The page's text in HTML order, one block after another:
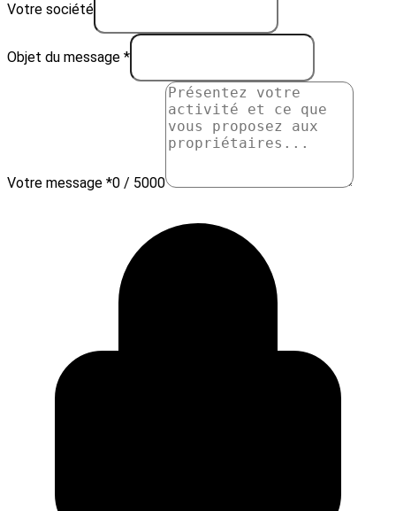
Votre société
Objet du message *
Votre message *0 / 5000